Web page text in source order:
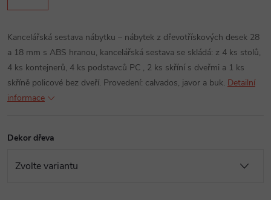
Kancelářská sestava nábytku – nábytek z dřevotřískových desek 28
a 18 mm s ABS hranou, kancelářská sestava se skládá: z 4 ks stolů,
4 ks kontejnerů, 4 ks podstavců PC , 2 ks skříní s dveřmi a 1 ks
skříně policové bez dveří. Provedení: calvados, javor a buk. Detailní
informace
Dekor dřeva